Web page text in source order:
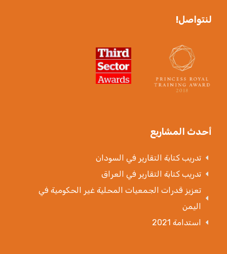
لنتواصل!
أحدث المشاريع
تدريب كتابة التقارير في السودان
تدريب كتابة التقارير في العراق
تعزيز قدرات الجمعيات المحلية غير الحكومية في
اليمن
استدامة 2021